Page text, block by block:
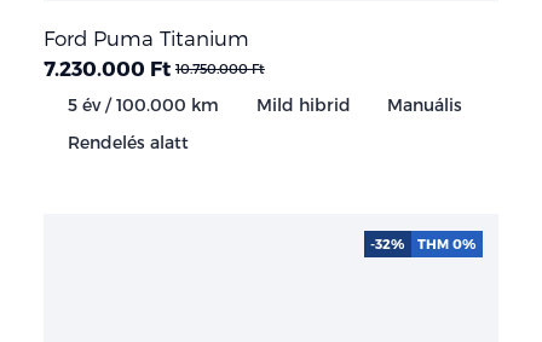
Ford Puma Titanium
7.230.000 Ft 10.750.000 Ft
5 év / 100.000 km Mild hibrid
Manuális
Rendelés alatt
-32% THM 0%